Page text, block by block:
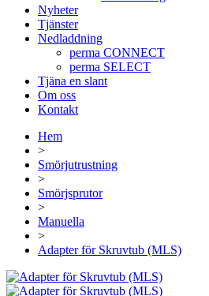
Nyheter
Tjänster
Nedladdning
perma CONNECT
perma SELECT
Tjäna en slant
Om oss
Kontakt
Hem
>
Smörjutrustning
>
Smörjsprutor
>
Manuella
>
Adapter för Skruvtub (MLS)